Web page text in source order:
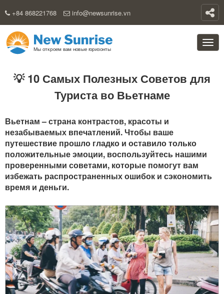
+84 868221768 info@newsunrise.vn
💡 10 Самых Полезных Советов для
Туриста во Вьетнаме
Вьетнам – страна контрастов, красоты и
незабываемых впечатлений. Чтобы ваше
путешествие прошло гладко и оставило только
положительные эмоции, воспользуйтесь нашими
проверенными советами, которые помогут вам
избежать распространенных ошибок и сэкономить
время и деньги.